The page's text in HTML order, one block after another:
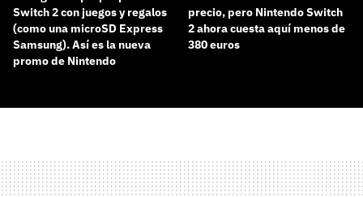
Switch 2 con juegos y regalos
(como una microSD Express
Samsung). Así es la nueva
promo de Nintendo
precio, pero Nintendo Switch
2 ahora cuesta aquí menos de
380 euros